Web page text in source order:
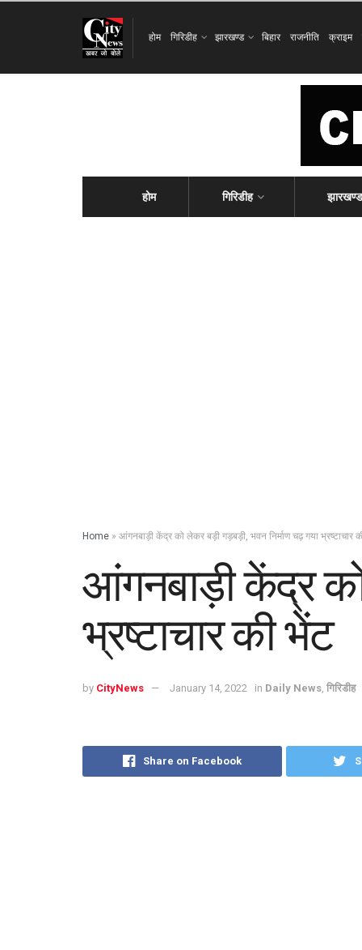
होम गिरिडीह झारखण्ड बिहार राजनीति क्राइम
होम गिरिडीह
Home » आंगनबाड़ी केंद्र को लेकर बड़ी गड़बड़ी, भवन निर्माण चढ़ गया भ्रष्टाचार
आंगनबाड़ी केंद्र
भ्रष्टाचार की भेंट
by CityNews January 14, 2022 in Daily News, गिरिडीह
Share on Facebook